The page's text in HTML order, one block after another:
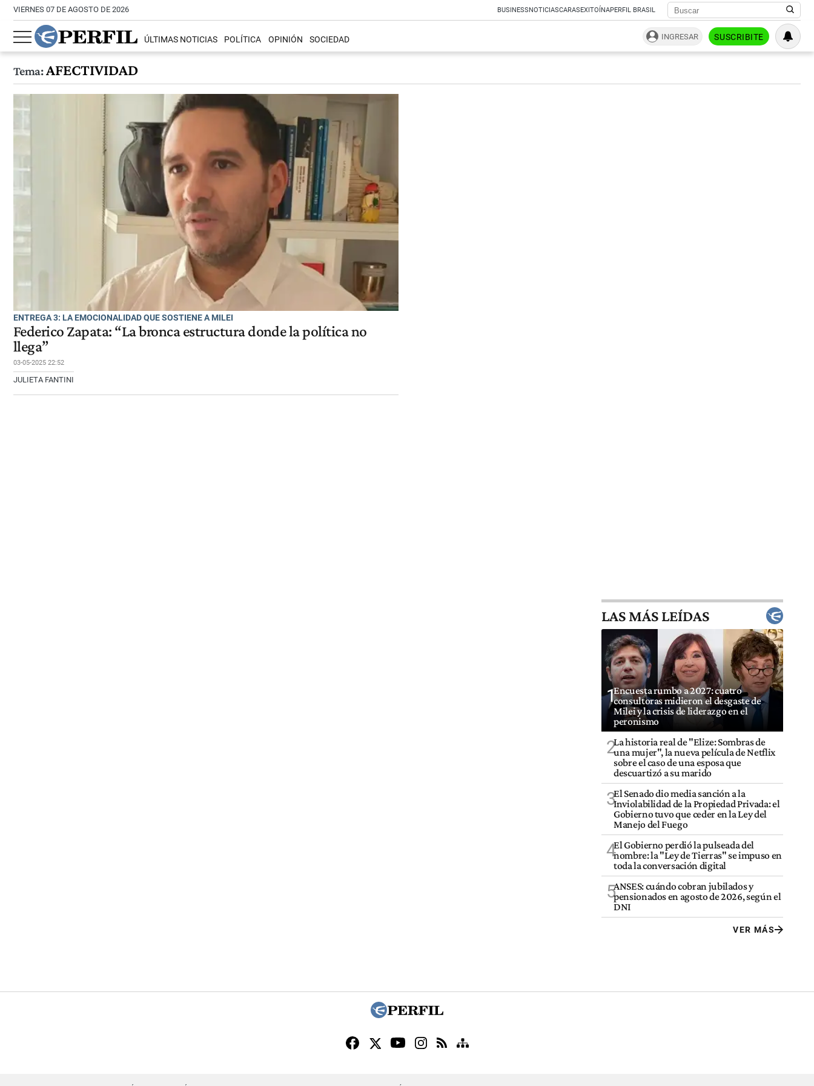
VIERNES 07 DE AGOSTO DE 2026 BUSINESSNOTICIASCARASEXITOÍNAPERFIL BRASIL
ÚLTIMAS NOTICIAS POLÍTICA OPINIÓN SOCIEDAD INGRESAR SUSCRIBITE
Tema:AFECTIVIDAD
ENTREGA 3: LA EMOCIONALIDAD QUE SOSTIENE A MILEI
Federico Zapata: “La bronca estructura donde la política no
llega”
03-05-2025 22:52
JULIETA FANTINI
LAS MÁS LEÍDAS
1Encuesta rumbo a 2027: cuatro
consultoras midieron el desgaste de
Milei y la crisis de liderazgo en el
peronismo
2La historia real de "Elize: Sombras de
una mujer", la nueva película de Netflix
sobre el caso de una esposa que
descuartizó a su marido
3El Senado dio media sanción a la
Inviolabilidad de la Propiedad Privada: el
Gobierno tuvo que ceder en la Ley del
Manejo del Fuego
4El Gobierno perdió la pulseada del
nombre: la "Ley de Tierras" se impuso en
toda la conversación digital
5ANSES: cuándo cobran jubilados y
pensionados en agosto de 2026, según el
DNI
VER MÁS